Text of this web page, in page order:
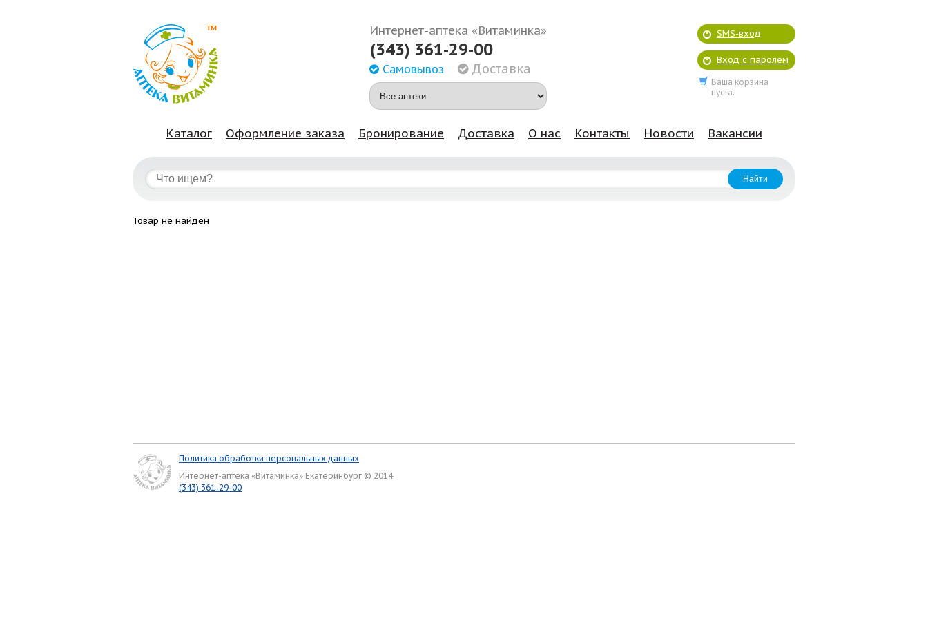
Интернет-аптека «Витаминка»
(343) 361-29-00
Самовывоз Доставка
SMS-вход
Вход с паролем
Ваша корзина
пуста.
Каталог Оформление заказа Бронирование Доставка О нас Контакты Новости Вакансии
Товар не найден
Политика обработки персональных данных
Интернет-аптека «Витаминка» Екатеринбург © 2014
(343) 361-29-00